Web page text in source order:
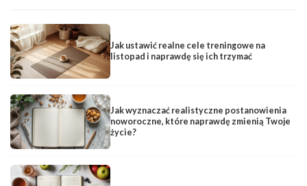
Jak ustawić realne cele treningowe na
listopad i naprawdę się ich trzymać
Jak wyznaczać realistyczne postanowienia
noworoczne, które naprawdę zmienią Twoje
życie?